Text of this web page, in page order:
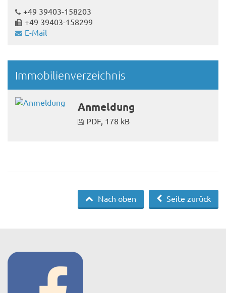
+49 39403-158203
+49 39403-158299
E-Mail
Immobilienverzeichnis
Anmeldung
PDF, 178 kB
Seite zurück
Nach oben